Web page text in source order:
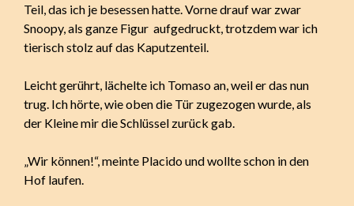
Teil, das ich je besessen hatte. Vorne drauf war zwar
Snoopy, als ganze Figur aufgedruckt, trotzdem war ich
tierisch stolz auf das Kaputzenteil.
Leicht gerührt, lächelte ich Tomaso an, weil er das nun
trug. Ich hörte, wie oben die Tür zugezogen wurde, als
der Kleine mir die Schlüssel zurück gab.
„Wir können!“, meinte Placido und wollte schon in den
Hof laufen.